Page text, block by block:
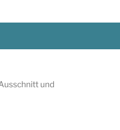
und